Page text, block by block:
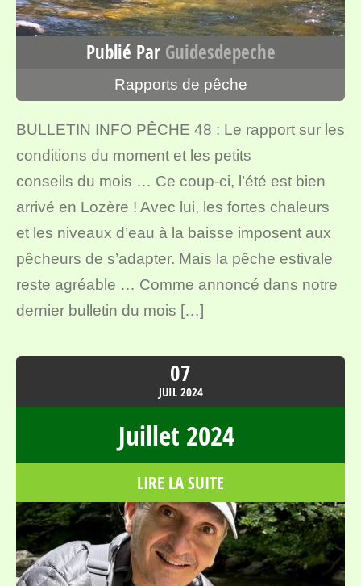
Publié Par Guidesdepeche
Rapports de pêche
BULLETIN INFO PÊCHE 48 : Le rapport sur les
conditions du moment et les petits
conseils du mois … Ce coup-ci, l’été est bien
arrivé en Lozère ! Avec lui, les fortes chaleurs
et les niveaux d’eau à la baisse imposent aux
pêcheurs de s’adapter. Mais la pêche estivale
reste agréable … Comme annoncé dans notre
dernier bulletin du mois […]
07
JUIL2024
Juillet 2024
LIRE LA SUITE